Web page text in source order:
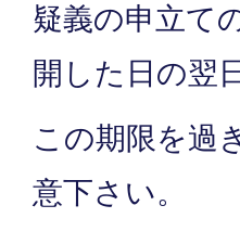
疑義の申立て
開した日の翌
この期限を過
意下さい。